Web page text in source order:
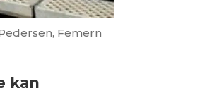
Femern
kan